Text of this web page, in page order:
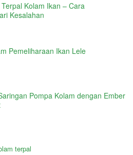
Kolam Ikan – Cara
Kesalahan
Pemeliharaan Ikan Lele
Pompa Kolam dengan Ember
terpal